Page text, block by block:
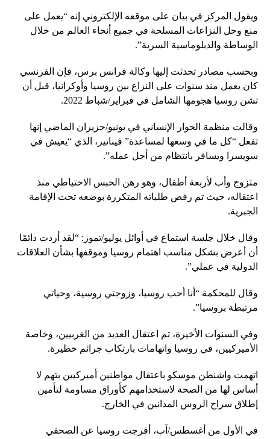
ويقول المركز في بيان على موقعه الإلكتروني إنه “يعمل على
منع وحل النزاعات المسلحة في جميع أنحاء العالم من خلال
الوساطة والدبلوماسية السرية”.
وبحسب مصادر تحدثت إليها وكالة فرانس برس، فإن الفرنسي
كان يعمل منذ سنوات على النزاع بين روسيا وأوكرانيا، قبل أن
تشن روسيا هجومها الشامل في فبراير/شباط 2022.
وقالت منظمة الحوار الإنساني في يونيو/حزيران الماضي إنها
تفعل “كل ما في وسعها لمساعدة” فيناتير، الذي “يعيش في
سويسرا ويسافر بانتظام من أجل عمله”.
متزوج وأب لأربعة أطفال، وهو رهن الحبس الاحتياطي منذ
اعتقاله، حيث تم رفض طلباته المتكررة بوضعه تحت الإقامة
الجبرية.
وقال خلال جلسة استماع في أوائل يوليو/تموز: “لقد أردت دائمًا
أن أعرض بشكل مناسب اهتمام روسيا وموقفها بشأن العلاقات
الدولية في عملي”.
وقال للمحكمة “أنا أحب روسيا، وزوجتي روسية، وحياتي
مرتبطة بروسيا”.
وفي السنوات الأخيرة، تم اعتقال العديد من الغربيين، وخاصة
الأميركيين، في روسيا واتهامات بارتكاب جرائم خطيرة.
اتهمت واشنطن موسكو باعتقال مواطنين أميركيين بتهم لا
أساس لها من الصحة لاستخدامهم كأوراق مساومة لتأمين
إطلاق سراح الروس المدانين في الخارج.
في الأول من أغسطس/آب، أفرجت روسيا عن الصحفي